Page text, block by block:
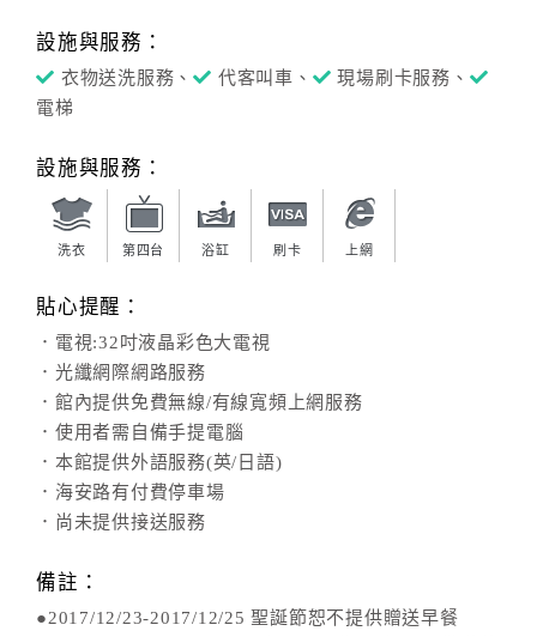
設施與服務：
衣物送洗服務、 代客叫車、
現場刷卡服務、
電梯
設施與服務：
洗衣 第四台 浴缸 刷卡 上網
貼心提醒：
．電視:32吋液晶彩色大電視
．光纖網際網路服務
．館內提供免費無線/有線寬頻上網服務
．使用者需自備手提電腦
．本館提供外語服務(英/日語)
．海安路有付費停車場
．尚未提供接送服務
備註：
●2017/12/23-2017/12/25 聖誕節恕不提供贈送早餐